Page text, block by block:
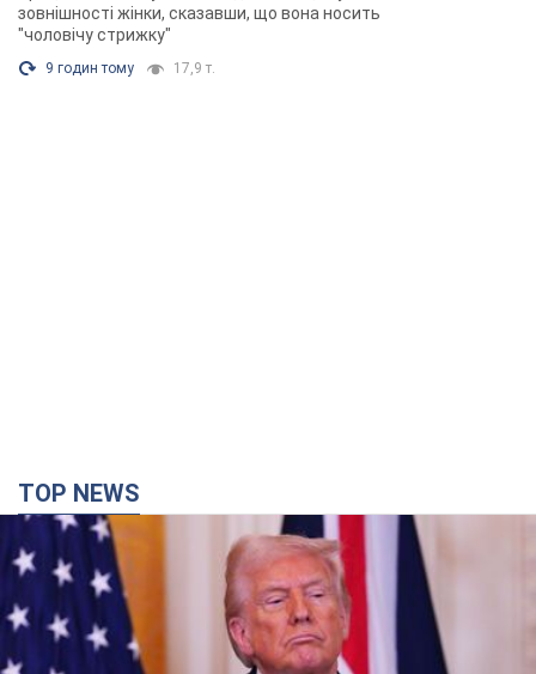
Кінець епохи "фактора Трампа": хто насправді
забезпечить Україні захист від російської
балістики. Інтерв’ю з Безсмертним
Володимир Зеленський зустрівся з українським дипломата